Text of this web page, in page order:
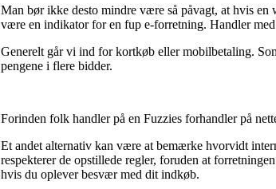
Man bør ikke desto mindre være så påvagt, at hvis en
være en indikator for en fup e-forretning. Handler
Generelt går vi ind for kortkøb eller mobilbetaling.
pengene i flere bidder.
Forinden folk handler på en Fuzzies forhandler på
Et andet alternativ kan være at bemærke hvorvidt
respekterer de opstillede regler, foruden at
hvis du oplever besvær med dit indkøb.